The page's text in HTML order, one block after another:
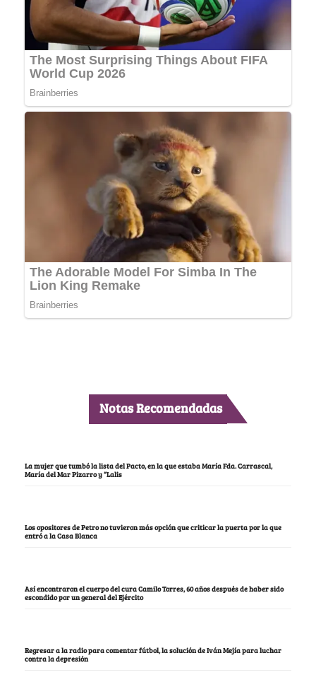
Notas Recomendadas
La mujer que tumbó la lista del Pacto, en la que estaba María Fda. Carrascal,
María del Mar Pizarro y “Lalis
Los opositores de Petro no tuvieron más opción que criticar la puerta por la que
entró a la Casa Blanca
Así encontraron el cuerpo del cura Camilo Torres, 60 años después de haber sido
escondido por un general del Ejército
Regresar a la radio para comentar fútbol, la solución de Iván Mejía para luchar
contra la depresión